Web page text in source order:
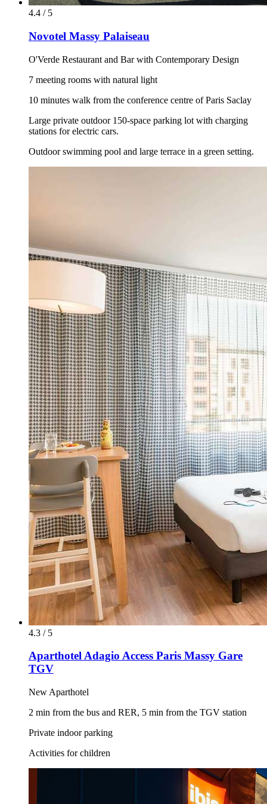
4.4 / 5
Novotel Massy Palaiseau
O'Verde Restaurant and Bar with Contemporary Design
7 meeting rooms with natural light
10 minutes walk from the conference centre of Paris Saclay
Large private outdoor 150-space parking lot with charging
stations for electric cars.
Outdoor swimming pool and large terrace in a green setting.
4.3 / 5
Aparthotel Adagio Access Paris Massy Gare
TGV
New Aparthotel
2 min from the bus and RER, 5 min from the TGV station
Private indoor parking
Activities for children